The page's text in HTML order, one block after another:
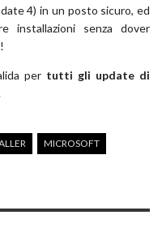
4) in un posto sicuro, ed
installazioni senza dover
per tutti gli update di
MICROSOFT